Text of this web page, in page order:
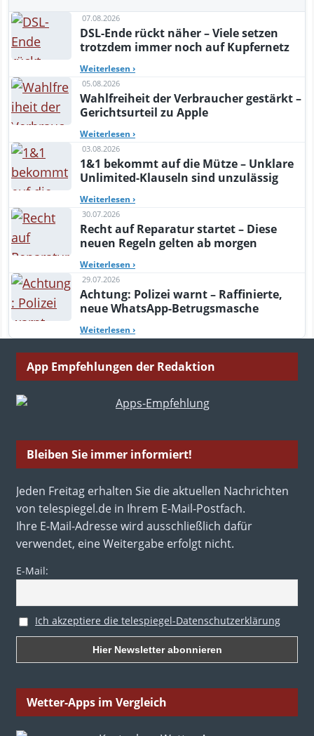
07.08.2026
DSL-Ende rückt näher – Viele setzen
trotzdem immer noch auf Kupfernetz
Weiterlesen ›
05.08.2026
Wahlfreiheit der Verbraucher gestärkt –
Gerichtsurteil zu Apple
Weiterlesen ›
03.08.2026
1&1 bekommt auf die Mütze – Unklare
Unlimited-Klauseln sind unzulässig
Weiterlesen ›
30.07.2026
Recht auf Reparatur startet – Diese
neuen Regeln gelten ab morgen
Weiterlesen ›
29.07.2026
Achtung: Polizei warnt – Raffinierte,
neue WhatsApp-Betrugsmasche
Weiterlesen ›
App Empfehlungen der Redaktion
Bleiben Sie immer informiert!
Jeden Freitag erhalten Sie die aktuellen Nachrichten
von telespiegel.de in Ihrem E-Mail-Postfach.
Ihre E-Mail-Adresse wird ausschließlich dafür
verwendet, eine Weitergabe erfolgt nicht.
E-Mail:
Ich akzeptiere die telespiegel-Datenschutzerklärung
Wetter-Apps im Vergleich